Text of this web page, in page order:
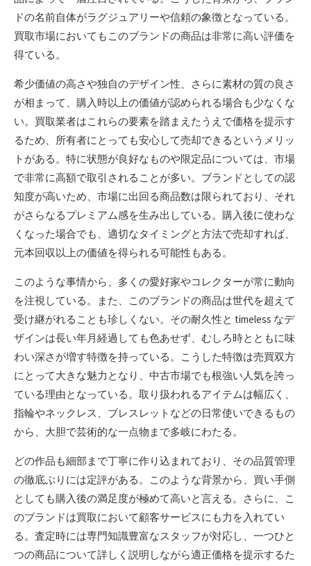
ドの名前自体がラグジュアリーや信頼の象徴となっている。
買取市場においてもこのブランドの商品は非常に高い評価を
得ている。
希少価値の高さや独自のデザイン性、さらに素材の質の良さ
が相まって、購入時以上の価値が認められる場合も少なくな
い。買取業者はこれらの要素を踏まえたうえで価格を提示す
るため、所有者にとっても安心して売却できるというメリッ
トがある。特に状態が良好なものや限定品については、市場
で非常に高額で取引されることが多い。ブランドとしての認
知度が高いため、市場に出回る商品数は限られており、それ
がさらなるプレミアム感を生み出している。購入後に使わな
くなった場合でも、適切なタイミングと方法で売却すれば、
元本回収以上の価値を得られる可能性もある。
このような事情から、多くの愛好家やコレクターが常に動向
を注視している。また、このブランドの商品は世代を超えて
受け継がれることも珍しくない。その耐久性と timeless なデ
ザインは長い年月経過しても色あせず、むしろ時とともに味
わい深さが増す特徴を持っている。こうした特徴は売買双方
にとって大きな魅力となり、中古市場でも根強い人気を誇っ
ている理由となっている。取り扱われるアイテムは幅広く、
指輪やネックレス、ブレスレットなどの日常使いできるもの
から、大胆で芸術的な一点物まで多岐にわたる。
どの作品も細部まで丁寧に作り込まれており、その品質管理
の徹底ぶりには定評がある。このような背景から、買い手側
としても購入後の満足度が極めて高いと言える。さらに、こ
のブランドは買取において顧客サービスにも力を入れてい
る。査定時には専門知識豊富なスタッフが対応し、一つひと
つの商品について詳しく説明しながら適正価格を提示するた